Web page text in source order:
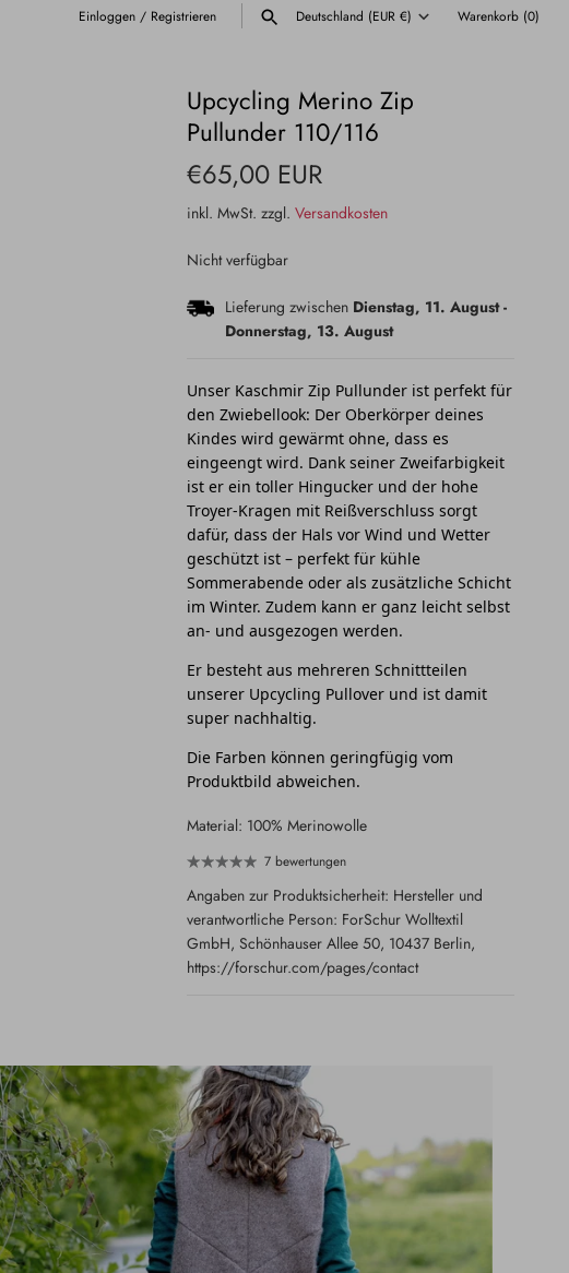
Einloggen / Registrieren Währung
Deutschland (EUR €) Warenkorb (0)
Upcycling Merino Zip
Pullunder 110/116
€65,00 EUR
inkl. MwSt. zzgl. Versandkosten
Nicht verfügbar
Lieferung zwischen Dienstag, 11. August-
Donnerstag, 13. August
Unser Kaschmir Zip Pullunder ist perfekt für
den Zwiebellook: Der Oberkörper deines
Kindes wird gewärmt ohne, dass es
eingeengt wird. Dank seiner Zweifarbigkeit
ist er ein toller Hingucker und der hohe
Troyer-Kragen mit Reißverschluss sorgt
dafür, dass der Hals vor Wind und Wetter
geschützt ist – perfekt für kühle
Sommerabende oder als zusätzliche Schicht
im Winter. Zudem kann er ganz leicht selbst
an- und ausgezogen werden.
Er besteht aus mehreren Schnittteilen
unserer Upcycling Pullover und ist damit
super nachhaltig.
Die Farben können geringfügig vom
Produktbild abweichen.
Material: 100% Merinowolle
7 bewertungen
Angaben zur Produktsicherheit: Hersteller und
verantwortliche Person: ForSchur Wolltextil
GmbH, Schönhauser Allee 50, 10437 Berlin,
https://forschur.com/pages/contact